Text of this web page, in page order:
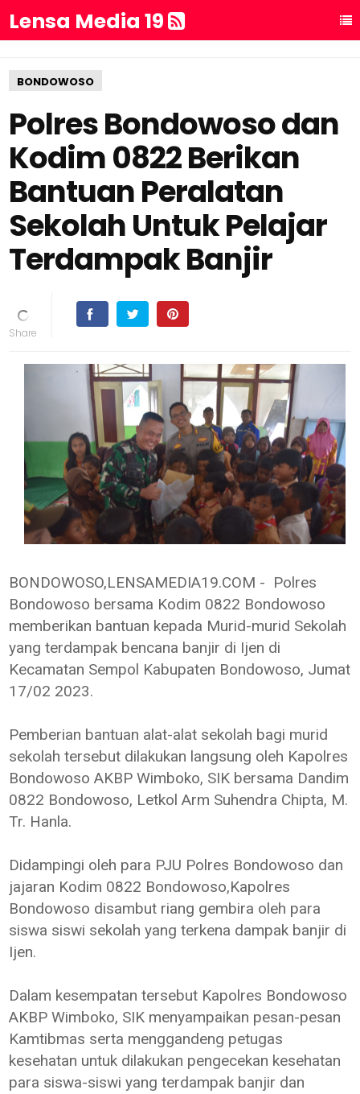
Lensa Media 19
BONDOWOSO
Polres Bondowoso dan
Kodim 0822 Berikan
Bantuan Peralatan
Sekolah Untuk Pelajar
Terdampak Banjir
BONDOWOSO,LENSAMEDIA19.COM - Polres
Bondowoso bersama Kodim 0822 Bondowoso
memberikan bantuan kepada Murid-murid Sekolah
yang terdampak bencana banjir di Ijen di
Kecamatan Sempol Kabupaten Bondowoso, Jumat
17/02 2023.
Pemberian bantuan alat-alat sekolah bagi murid
sekolah tersebut dilakukan langsung oleh Kapolres
Bondowoso AKBP Wimboko, SIK bersama Dandim
0822 Bondowoso, Letkol Arm Suhendra Chipta, M.
Tr. Hanla.
Didampingi oleh para PJU Polres Bondowoso dan
jajaran Kodim 0822 Bondowoso,Kapolres
Bondowoso disambut riang gembira oleh para
siswa siswi sekolah yang terkena dampak banjir di
Ijen.
Dalam kesempatan tersebut Kapolres Bondowoso
AKBP Wimboko, SIK menyampaikan pesan-pesan
Kamtibmas serta menggandeng petugas
kesehatan untuk dilakukan pengecekan kesehatan
para siswa-siswi yang terdampak banjir dan